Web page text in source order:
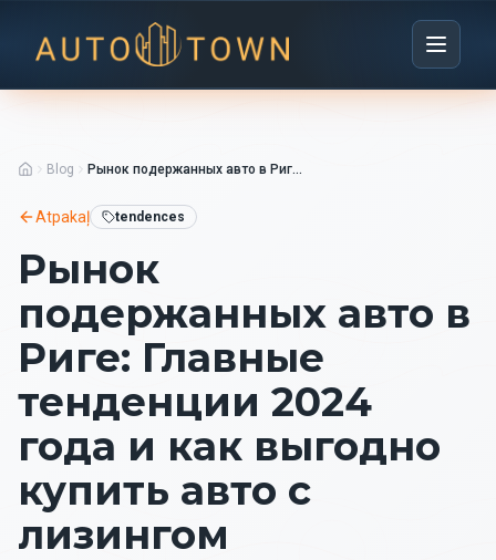
Blog Рынок подержанных авто в Риге: Главные тенденции 2024 года и как выгодно купить авто с лизингом
Atpakaļ tendences
Рынок
подержанных авто в
Риге: Главные
тенденции 2024
года и как выгодно
купить авто с
лизингом